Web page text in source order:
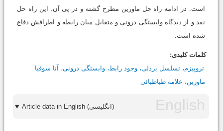
است. در ادامه راه حل ماورین مطرح گشته و در پی آن، این راه حل
نقد و از دیدگاه وابستگی درونی و متقابل میان رابطه و اطرافش دفاع
شده است.
کلمات کلیدی:
تروپیزم، تسلسل بردلی، وجود رابط، وابستگی درونی، آنا سوفیا
ماورین، علامه طباطبائی
Article data in English (انگلیسی)